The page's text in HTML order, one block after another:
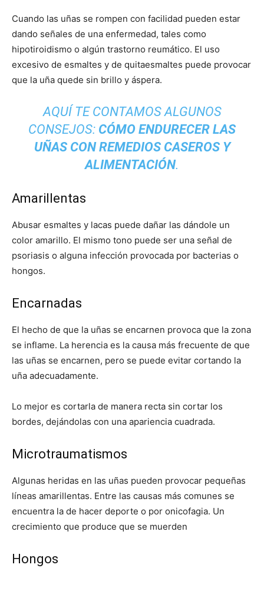
Cuando las uñas se rompen con facilidad pueden estar
dando señales de una enfermedad, tales como
hipotiroidismo o algún trastorno reumático. El uso
excesivo de esmaltes y de quitaesmaltes puede provocar
que la uña quede sin brillo y áspera.
AQUÍ TE CONTAMOS ALGUNOS
CONSEJOS: CÓMO ENDURECER LAS
UÑAS CON REMEDIOS CASEROS Y
ALIMENTACIÓN.
Amarillentas
Abusar esmaltes y lacas puede dañar las dándole un
color amarillo. El mismo tono puede ser una señal de
psoriasis o alguna infección provocada por bacterias o
hongos.
Encarnadas
El hecho de que la uñas se encarnen provoca que la zona
se inflame. La herencia es la causa más frecuente de que
las uñas se encarnen, pero se puede evitar cortando la
uña adecuadamente.
Lo mejor es cortarla de manera recta sin cortar los
bordes, dejándolas con una apariencia cuadrada.
Microtraumatismos
Algunas heridas en las uñas pueden provocar pequeñas
líneas amarillentas. Entre las causas más comunes se
encuentra la de hacer deporte o por onicofagia. Un
crecimiento que produce que se muerden
Hongos